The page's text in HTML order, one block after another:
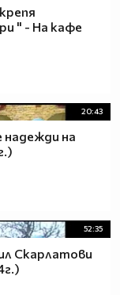
" - На кафе
20:43
на
52:35
Скарлатови